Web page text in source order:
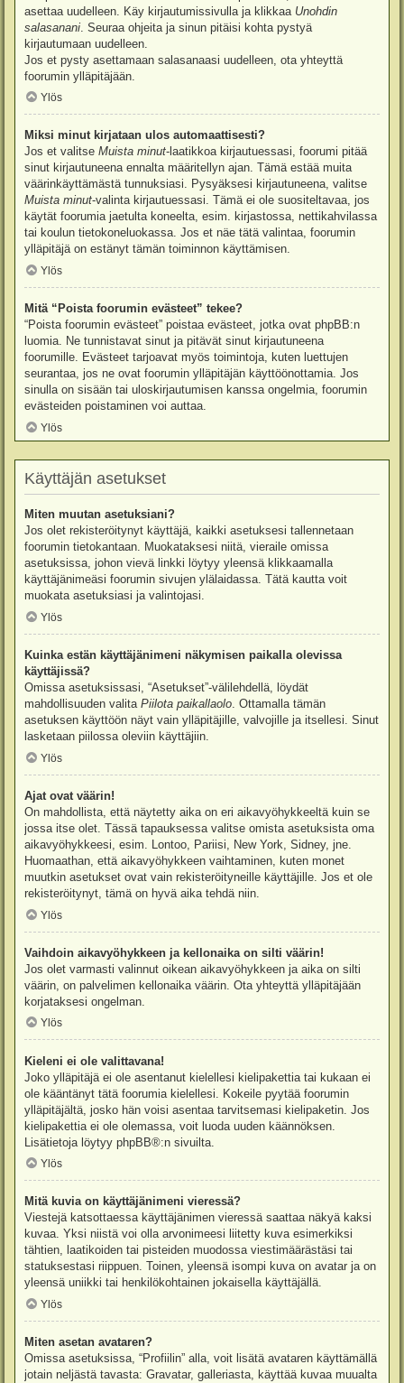
asettaa uudelleen. Käy kirjautumissivulla ja klikkaa Unohdin
salasanani . Seuraa ohjeita ja sinun pitäisi kohta pystyä
kirjautumaan uudelleen.
Jos et pysty asettamaan salasanaasi uudelleen, ota yhteyttä
foorumin ylläpitäjään.
Ylös
Miksi minut kirjataan ulos automaattisesti?
Jos et valitse Muista minut-laatikkoa kirjautuessasi, foorumi pitää
sinut kirjautuneena ennalta määritellyn ajan. Tämä estää muita
väärinkäyttämästä tunnuksiasi. Pysyäksesi kirjautuneena, valitse
Muista minut-valinta kirjautuessasi. Tämä ei ole suositeltavaa, jos
käytät foorumia jaetulta koneelta, esim. kirjastossa, nettikahvilassa
tai koulun tietokoneluokassa. Jos et näe tätä valintaa, foorumin
ylläpitäjä on estänyt tämän toiminnon käyttämisen.
Ylös
Mitä “Poista foorumin evästeet” tekee?
“Poista foorumin evästeet” poistaa evästeet, jotka ovat phpBB:n
luomia. Ne tunnistavat sinut ja pitävät sinut kirjautuneena
foorumille. Evästeet tarjoavat myös toimintoja, kuten luettujen
seurantaa, jos ne ovat foorumin ylläpitäjän käyttöönottamia. Jos
sinulla on sisään tai uloskirjautumisen kanssa ongelmia, foorumin
evästeiden poistaminen voi auttaa.
Ylös
Käyttäjän asetukset
Miten muutan asetuksiani?
Jos olet rekisteröitynyt käyttäjä, kaikki asetuksesi tallennetaan
foorumin tietokantaan. Muokataksesi niitä, vieraile omissa
asetuksissa, johon vievä linkki löytyy yleensä klikkaamalla
käyttäjänimeäsi foorumin sivujen ylälaidassa. Tätä kautta voit
muokata asetuksiasi ja valintojasi.
Ylös
Kuinka estän käyttäjänimeni näkymisen paikalla olevissa
käyttäjissä?
Omissa asetuksissasi, “Asetukset”-välilehdellä, löydät
mahdollisuuden valita Piilota paikallaolo. Ottamalla tämän
asetuksen käyttöön näyt vain ylläpitäjille, valvojille ja itsellesi. Sinut
lasketaan piilossa oleviin käyttäjiin.
Ylös
Ajat ovat väärin!
On mahdollista, että näytetty aika on eri aikavyöhykkeeltä kuin se
jossa itse olet. Tässä tapauksessa valitse omista asetuksista oma
aikavyöhykkeesi, esim. Lontoo, Pariisi, New York, Sidney, jne.
Huomaathan, että aikavyöhykkeen vaihtaminen, kuten monet
muutkin asetukset ovat vain rekisteröityneille käyttäjille. Jos et ole
rekisteröitynyt, tämä on hyvä aika tehdä niin.
Ylös
Vaihdoin aikavyöhykkeen ja kellonaika on silti väärin!
Jos olet varmasti valinnut oikean aikavyöhykkeen ja aika on silti
väärin, on palvelimen kellonaika väärin. Ota yhteyttä ylläpitäjään
korjataksesi ongelman.
Ylös
Kieleni ei ole valittavana!
Joko ylläpitäjä ei ole asentanut kielellesi kielipakettia tai kukaan ei
ole kääntänyt tätä foorumia kielellesi. Kokeile pyytää foorumin
ylläpitäjältä, josko hän voisi asentaa tarvitsemasi kielipaketin. Jos
kielipakettia ei ole olemassa, voit luoda uuden käännöksen.
Lisätietoja löytyy phpBB®:n sivuilta.
Ylös
Mitä kuvia on käyttäjänimeni vieressä?
Viestejä katsottaessa käyttäjänimen vieressä saattaa näkyä kaksi
kuvaa. Yksi niistä voi olla arvonimeesi liitetty kuva esimerkiksi
tähtien, laatikoiden tai pisteiden muodossa viestimäärästäsi tai
statuksestasi riippuen. Toinen, yleensä isompi kuva on avatar ja on
yleensä uniikki tai henkilökohtainen jokaisella käyttäjällä.
Ylös
Miten asetan avataren?
Omissa asetuksissa, “Profiilin” alla, voit lisätä avataren käyttämällä
jotain neljästä tavasta: Gravatar, galleriasta, käyttää kuvaa muualta